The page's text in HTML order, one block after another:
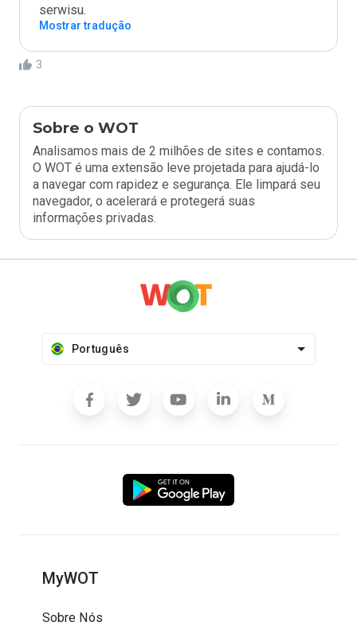
serwisu.
Mostrar tradução
3
Sobre o WOT
Analisamos mais de 2 milhões de sites e contamos.
O WOT é uma extensão leve projetada para ajudá-lo
a navegar com rapidez e segurança. Ele limpará seu
navegador, o acelerará e protegerá suas
informações privadas.
Português
MyWOT
Sobre Nós